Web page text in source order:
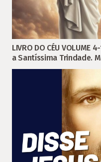
LIVRO DO CÉU VOLUME
a Santíssima Trindade.